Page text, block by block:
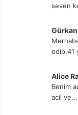
seven
Gürkan
edip,41
Alice
Benim
acil ve...